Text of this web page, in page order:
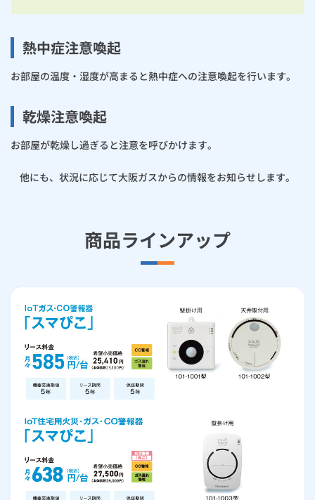
熱中症注意喚起
お部屋の温度・湿度が高まると熱中症への注意喚起を行います。
乾燥注意喚起
お部屋が乾燥し過ぎると注意を呼びかけます。
他にも、状況に応じて大阪ガスからの情報をお知らせします。
商品ラインアップ